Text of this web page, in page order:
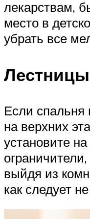
лекарствам,
место в
убрать все
Если
на верхних
установите
выйдя из
как следует